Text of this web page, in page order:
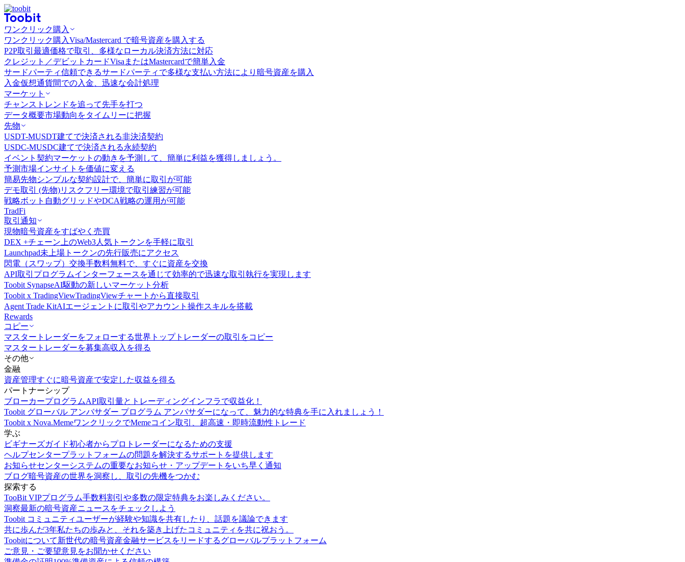
ワンクリック購入
ワンクリック購入Visa/Mastercard で暗号資産を購入する
P2P取引 最適価格で取引、多様なローカル決済方法に対応
クレジット／デビットカードVisaまたはMastercardで簡単入金
サードパーティ信頼できるサードパーティで多様な支払い方法により暗号資産を購入
入金仮想通貨間での入金、迅速な会計処理
マーケット
チャンス トレンドを追って先手を打つ
データ概要市場動向をタイムリーに把握
先物
USDT-MUSDT建てで決済される非決済契約
USDC-MUSDC建てで決済される永続契約
イベント契約マーケットの動きを予測して、簡単に利益を獲得しましょう。
予測市場インサイトを価値に変える
簡易先物シンプルな契約設計で、簡単に取引が可能
デモ取引 (先物)リスクフリー環境で取引練習が可能
戦略ボット 自動グリッドやDCA戦略の運用が可能
TradFi
取引通知
現物暗号資産をすばやく売買
DEX +チェーン上のWeb3人気トークンを手軽に取引
Launchpad未上場トークンの先行販売にアクセス
閃電（スワップ）交換手数料無料で、すぐに資産を交換
API取引 プログラムインターフェースを通じて効率的で迅速な取引執行を実現します
Toobit SynapseAI駆動の新しいマーケット分析
Toobit x TradingViewTradingViewチャートから直接取引
Agent Trade KitAIエージェントに取引やアカウント操作スキルを搭載
Rewards
コピー
マスタートレーダーをフォローする世界トップトレーダーの取引をコピー
マスタートレーダーを募集高収入を得る
その他
金融
資産管理すぐに暗号資産で安定した収益を得る
パートナーシップ
ブローカープログラムAPI取引量とトレーディングインフラで収益化！
Toobit グローバル アンバサダー プログラム アンバサダーになって、魅力的な特典を手に入れましょう！
Toobit x Nova.MemeワンクリックでMemeコイン取引、超高速・即時流動性トレード
学ぶ
ビギナーズガイド初心者からプロトレーダーになるための支援
ヘルプセンタープラットフォームの問題を解決するサポートを提供します
お知らせセンターシステムの重要なお知らせ・アップデートをいち早く通知
ブログ暗号資産の世界を洞察し、取引の先機をつかむ
探索する
TooBit VIPプログラム手数料割引や多数の限定特典をお楽しみください。
洞察最新の暗号資産ニュースをチェックしよう
Toobit コミュニティユーザーが経験や知識を共有したり、話題を議論できます
共に歩んだ3年私たちの歩みと、それを築き上げたコミュニティを共に祝おう。
Toobitについて新世代の暗号資産金融サービスをリードするグローバルプラットフォーム
ご意見・ご要望意見をお聞かせください